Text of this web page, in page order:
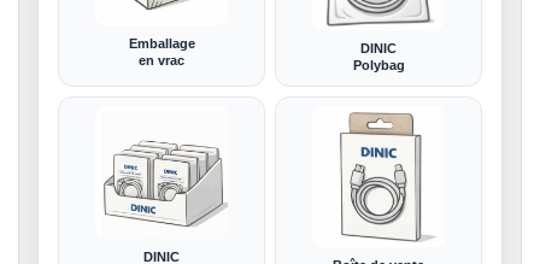
Emballage
en vrac
DINIC
Polybag
DINIC